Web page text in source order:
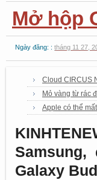
Mở hộp
Ngày đăng: : tháng 11 27,
Cloud CIRCUS
Mỏ vàng từ rác
Apple có thể
Galaxy